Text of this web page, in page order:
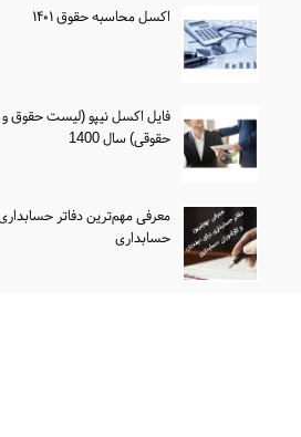
اکسل محاسبه حقوق ۱۴۰۱
فایل اکسل نیپو (لیست حقوق
حقوقی) سال 1400
معرفی مهم‌ترین دفاتر حسابداری
حسابداری